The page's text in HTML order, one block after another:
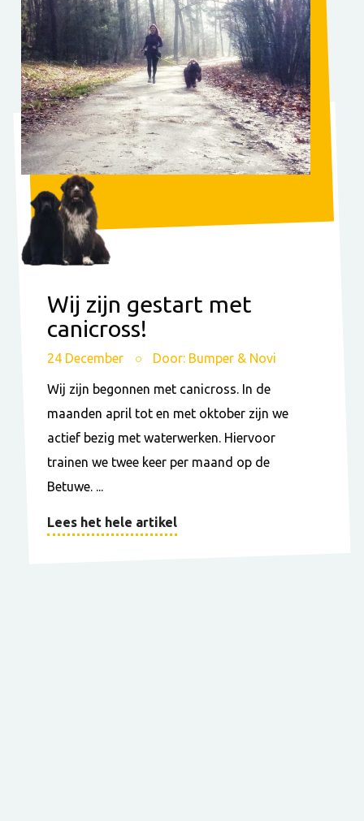
Wij zijn gestart met
canicross!
24 December Door: Bumper & Novi
Wij zijn begonnen met canicross. In de
maanden april tot en met oktober zijn we
actief bezig met waterwerken. Hiervoor
trainen we twee keer per maand op de
Betuwe. ...
Lees het hele artikel